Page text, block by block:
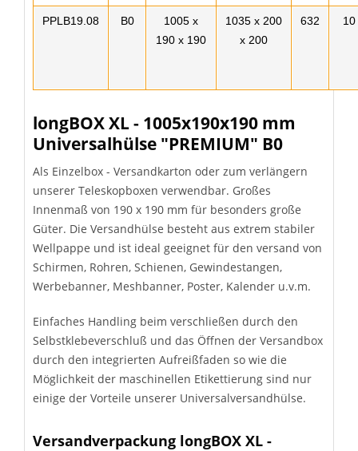
PPLB19.08 B0
1005 x
190 x 190
1035 x 200
x 200
632 10
longBOX XL - 1005x190x190 mm
Universalhülse "PREMIUM" B0
Als Einzelbox - Versandkarton oder zum verlängern
unserer Teleskopboxen verwendbar. Großes
Innenmaß von 190 x 190 mm für besonders große
Güter. Die Versandhülse besteht aus extrem stabiler
Wellpappe und ist ideal geeignet für den versand von
Schirmen, Rohren, Schienen, Gewindestangen,
Werbebanner, Meshbanner, Poster, Kalender u.v.m.
Einfaches Handling beim verschließen durch den
Selbstklebeverschluß und das Öffnen der Versandbox
durch den integrierten Aufreißfaden so wie die
Möglichkeit der maschinellen Etikettierung sind nur
einige der Vorteile unserer Universalversandhülse.
Versandverpackung longBOX XL -